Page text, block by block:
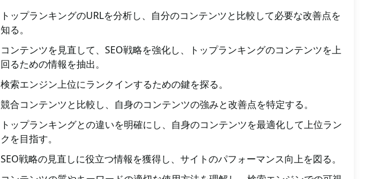
トップランキングのURLを分析し、自分のコンテンツと比較して必要な改善点を
知る。
コンテンツを見直して、SEO戦略を強化し、トップランキングのコンテンツを上
回るための情報を抽出。
検索エンジン上位にランクインするための鍵を探る。
競合コンテンツと比較し、自身のコンテンツの強みと改善点を特定する。
トップランキングとの違いを明確にし、自身のコンテンツを最適化して上位ラン
クを目指す。
SEO戦略の見直しに役立つ情報を獲得し、サイトのパフォーマンス向上を図る。